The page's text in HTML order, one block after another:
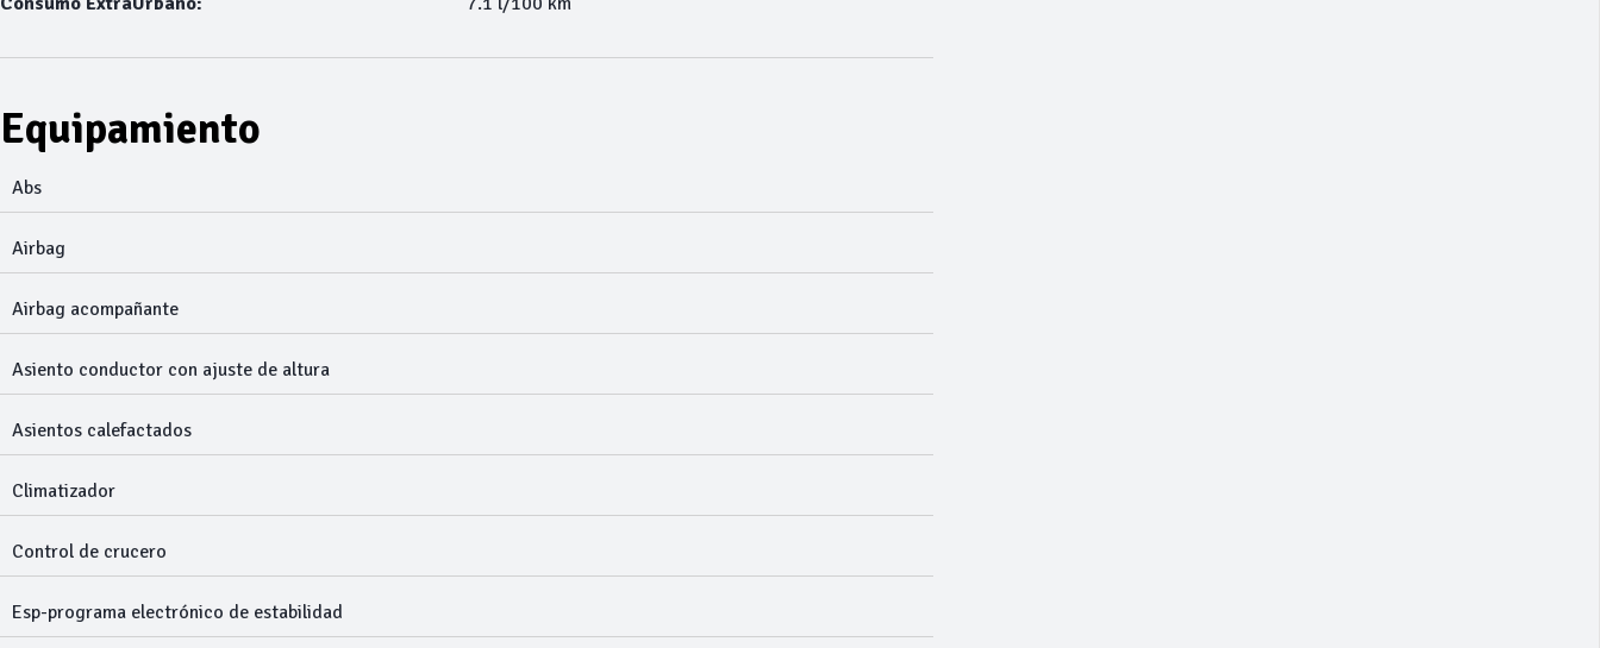
Equipamiento
Abs
Airbag
Airbag acompañante
Asiento conductor con ajuste de altura
Asientos calefactados
Climatizador
Control de crucero
Esp-programa electrónico de estabilidad